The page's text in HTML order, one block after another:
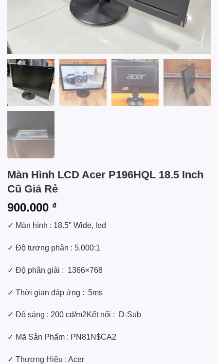
Màn Hình LCD Acer P196HQL 18.5 Inch
Cũ Giá Rẻ
900.000 ₫
✓ Màn hình : 18.5″ Wide, led
✓ Độ tương phản : 5.000:1
✓ Độ phân giải : 1366×768
✓ Thời gian đáp ứng : 5ms
✓ Độ sáng : 200 cd/m2Kết nối : D-Sub
✓ Mã Sản Phẩm : PN81N$CA2
✓ Thương Hiệu : Acer